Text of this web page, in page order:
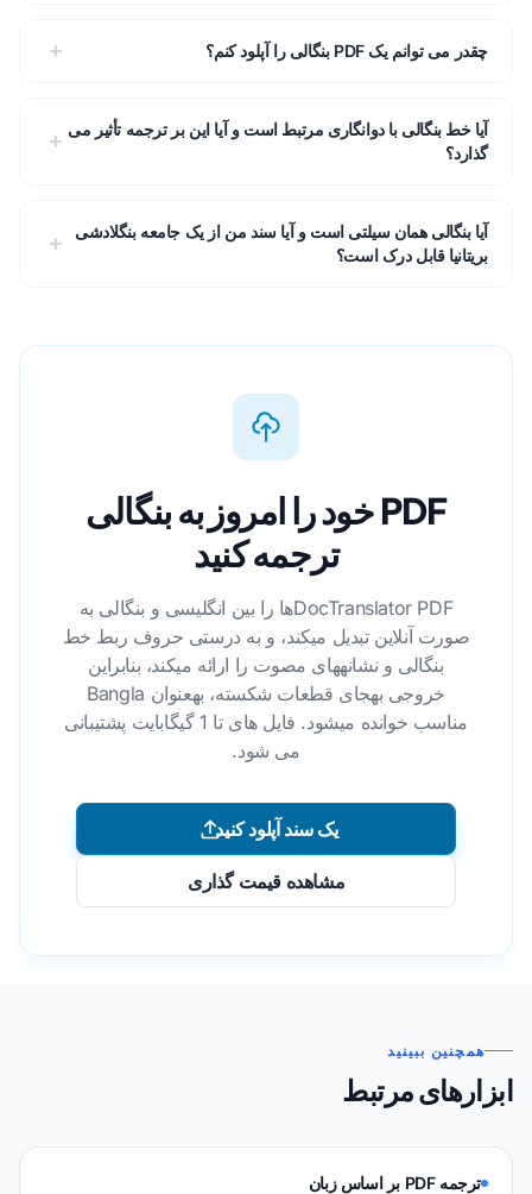
چقدر می توانم یک PDF بنگالی را آپلود کنم؟
آیا خط بنگالی با دوانگاری مرتبط است و آیا این بر ترجمه تأثیر می
گذارد؟
آیا بنگالی همان سیلتی است و آیا سند من از یک جامعه بنگلادشی
بریتانیا قابل درک است؟
PDF خود را امروز به بنگالی
ترجمه کنید
DocTranslator PDFها را بین انگلیسی و بنگالی به
صورت آنلاین تبدیل میکند، و به درستی حروف ربط خط
بنگالی و نشانههای مصوت را ارائه میکند، بنابراین
خروجی بهجای قطعات شکسته، بهعنوان Bangla
مناسب خوانده میشود. فایل های تا 1 گیگابایت پشتیبانی
می شود.
یک سند آپلود کنید
مشاهده قیمت گذاری
همچنین ببینید
ابزارهای مرتبط
ترجمه PDF بر اساس زبان